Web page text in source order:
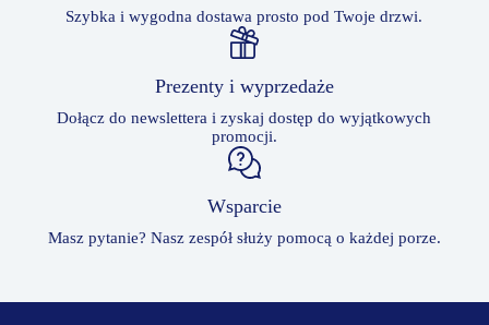
Szybka i wygodna dostawa prosto pod Twoje drzwi.
Prezenty i wyprzedaże
Dołącz do newslettera i zyskaj dostęp do wyjątkowych
promocji.
Wsparcie
Masz pytanie? Nasz zespół służy pomocą o każdej porze.